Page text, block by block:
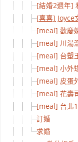
[結婚2週年]
[喜喜] Joyce
[meal] 歡慶
[meal] 川湯
[meal] 台塑
[meal] 小外
[meal] 皮蛋
[meal] 花壽
[meal] 台北
訂婚
求婚